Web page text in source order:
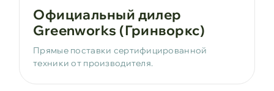
Официальный дилер
Greenworks (Гринворкс)
Прямые поставки сертифицированной
техники от производителя.